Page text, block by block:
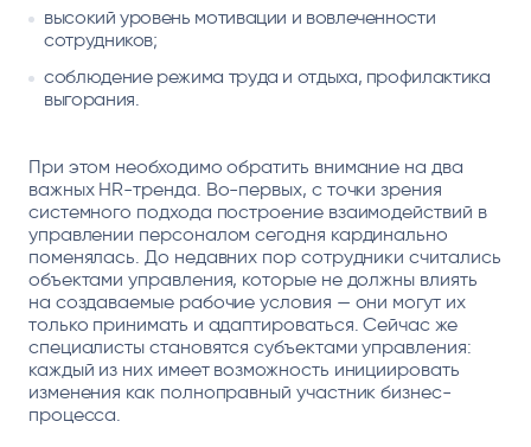
высокий уровень мотивации и вовлеченности
сотрудников;
соблюдение режима труда и отдыха, профилактика
выгорания.
При этом необходимо обратить внимание на два
важных HR-тренда. Во-первых, с точки зрения
системного подхода построение взаимодействий в
управлении персоналом сегодня кардинально
поменялась. До недавних пор сотрудники считались
объектами управления, которые не должны влиять
на создаваемые рабочие условия — они могут их
только принимать и адаптироваться. Сейчас же
специалисты становятся субъектами управления:
каждый из них имеет возможность инициировать
изменения как полноправный участник бизнес-
процесса.